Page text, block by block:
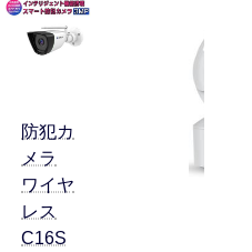
防犯カ
メラ
ワイヤ
レス
C16S